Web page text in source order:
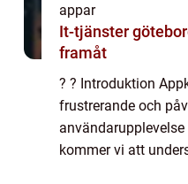
appar
It-tjänster
framåt
? ? Introduktion
frustrerande och
kommer vi att